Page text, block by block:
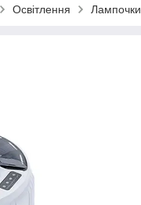
Освітлення Лампочки